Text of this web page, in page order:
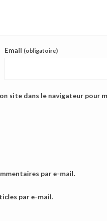
Email (obligatoire)
site dans le navigateur pour
par e-mail.
par e-mail.